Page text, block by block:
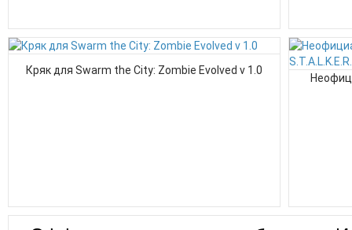
Кряк для Swarm the City: Zombie Evolved v 1.0